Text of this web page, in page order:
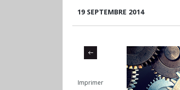
19 SEPTEMBRE 2014
Imprimer